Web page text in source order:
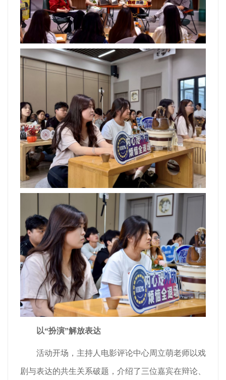
以“扮演”解放表达
活动开场，主持人电影评论中心周立萌老师以戏
剧与表达的共生关系破题，介绍了三位嘉宾在辩论、